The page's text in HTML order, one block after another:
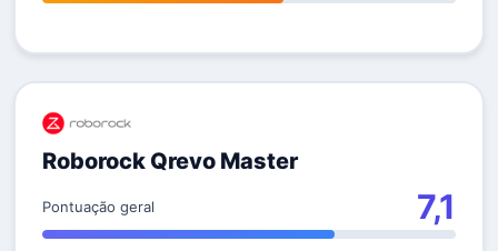
Roborock Qrevo Master
Pontuação geral 7,1